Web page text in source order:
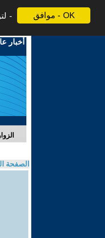
موافق - OK
أخبار
الزوار
الصفحة